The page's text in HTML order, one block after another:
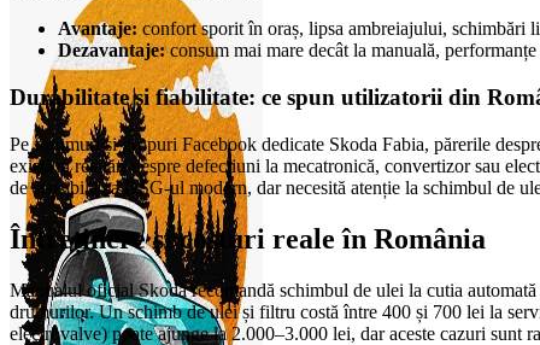
Avantaje:confort sporit în oraș, lipsa ambreiajului, schimbări
Dezavantaje:consum mai mare decât la manuală,
Durabilitate și fiabilitate: ce spun utilizatorii din
Pe forumuri și grupuri Facebook dedicate Skoda Fabia, părerile
există și relatări despre defecțiuni la mecatronică, convertizor sau
de sensibilă ca DSG-ul modern, dar necesită atenție la schimbul de
Întreținere și costuri reale în România
Manualul oficial Skoda recomandă schimbul de ulei la cutia
drumurilor. Un schimb de ulei și filtru costă între 400 și 700 lei la
electrovalve) poate ajunge la 2.000–3.000 lei, dar aceste cazuri sunt